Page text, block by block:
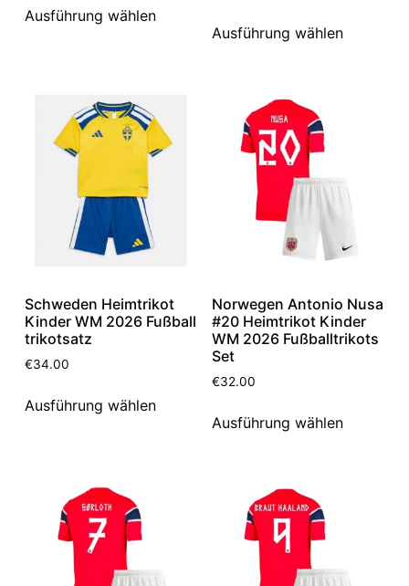
Ausführung wählen
Ausführung wählen
Schweden Heimtrikot
Kinder WM 2026 Fußball
trikotsatz
€34.00
Ausführung wählen
Norwegen Antonio Nusa
#20 Heimtrikot Kinder
WM 2026 Fußballtrikots
Set
€32.00
Ausführung wählen